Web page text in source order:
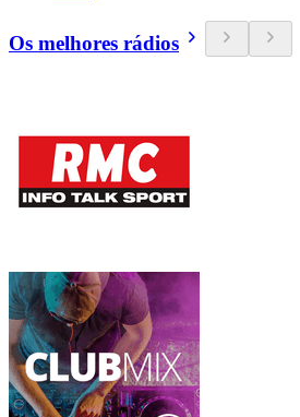
Os melhores rádios